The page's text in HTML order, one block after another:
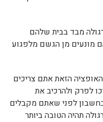
מבד בבית שלהם
מונעים מן הגשם מלפגוע
הזאת אתם צריכים
לפרק ולהרכיב את
לפני שאתם מקבלים
תהיה הטובה ביותר